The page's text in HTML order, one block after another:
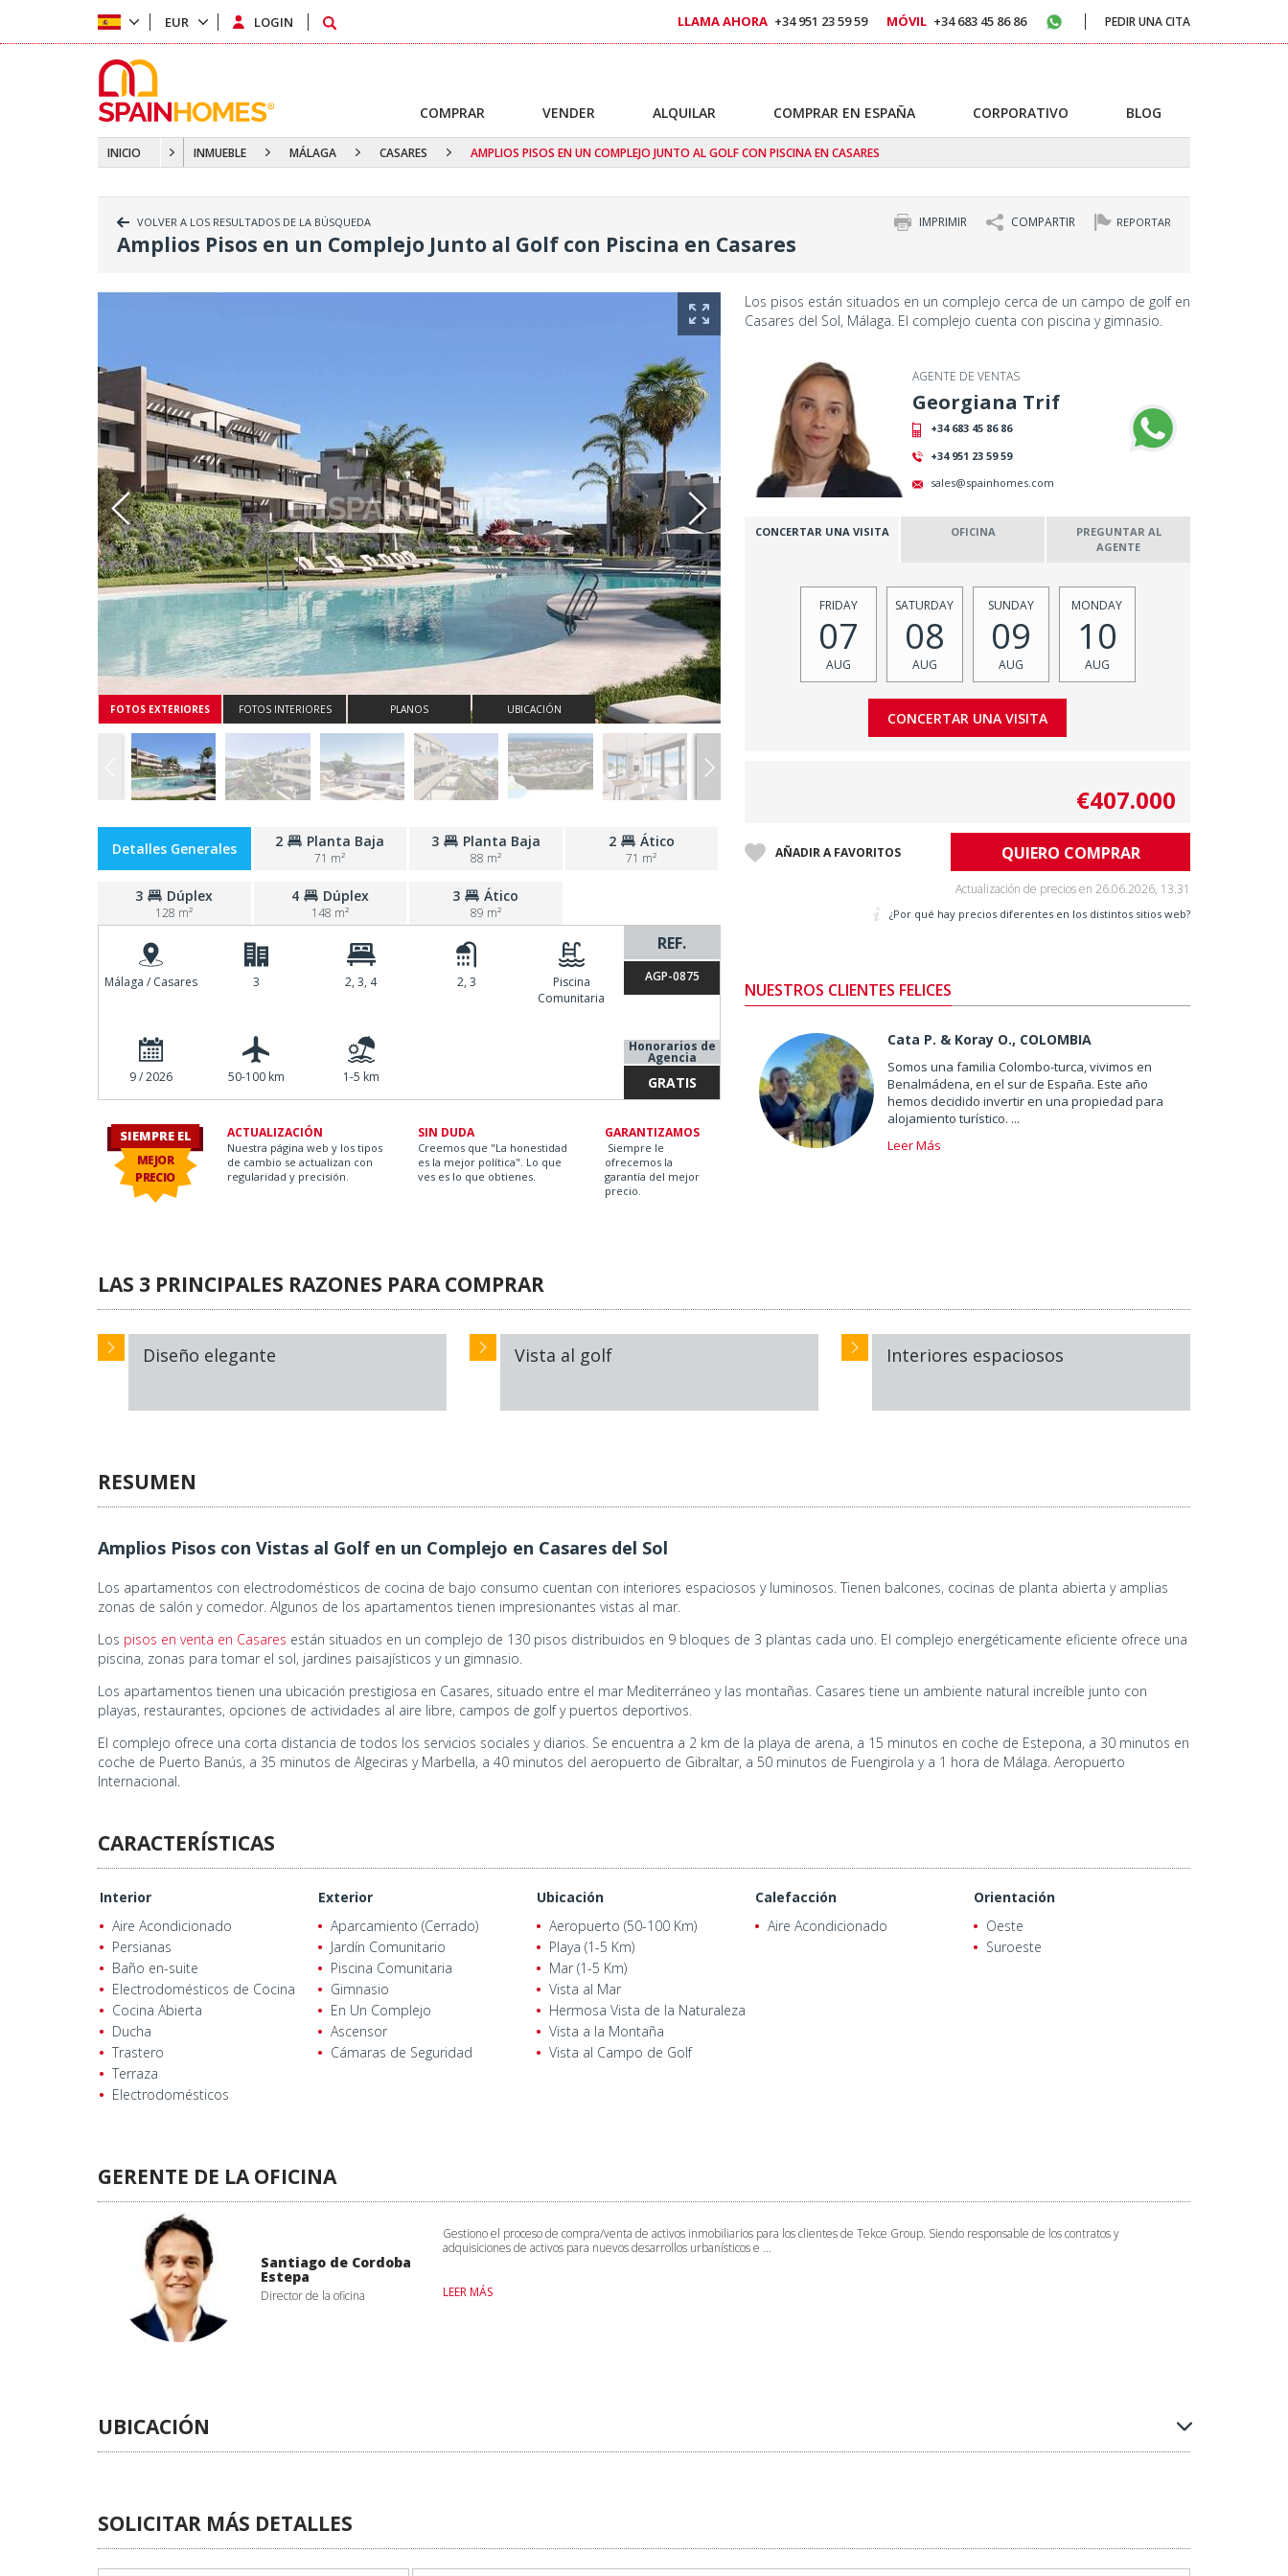
INICIO INMUEBLE MÁLAGA CASARES AMPLIOS PISOS EN UN COMPLEJO JUNTO AL GOLF CON PISCINA EN CASARES
VOLVER A LOS RESULTADOS DE LA BÚSQUEDA REPORTAR
COMPARTIR
IMPRIMIR
Amplios Pisos en un Complejo Junto al Golf con Piscina en Casares
FOTOS EXTERIORES FOTOS INTERIORES PLANOS UBICACIÓN
Detalles Generales 2 Planta Baja
71 m²
3 Planta Baja
88 m²
2 Ático
71 m²
3 Dúplex
128 m²
4 Dúplex
148 m²
3 Ático
89 m²
REF.
AGP-0875
Honorarios de
Agencia
GRATIS
Málaga / Casares 3 2, 3, 4 2, 3
Piscina
Comunitaria
9 / 2026 50-100 km 1-5 km
SIEMPRE EL
MEJOR
PRECIO
ACTUALIZACIÓN
Nuestra página web y los tipos
de cambio se actualizan con
regularidad y precisión.
SIN DUDA
Creemos que "La honestidad
es la mejor política". Lo que
ves es lo que obtienes.
GARANTIZAMOS
Siempre le
ofrecemos la
garantía del mejor
precio.
Los pisos están situados en un complejo cerca de un campo de golf en
Casares del Sol, Málaga. El complejo cuenta con piscina y gimnasio.
AGENTE DE VENTAS
Georgiana Trif
+34 683 45 86 86
+34 951 23 59 59
sales@spainhomes.com
Whatsapp
CONCERTAR UNA VISITA OFICINA
PREGUNTAR AL
AGENTE
FRIDAY
07
AUG
SATURDAY
08
AUG
SUNDAY
09
AUG
MONDAY
10
AUG
€407.000
AÑADIR A FAVORITOS QUIERO COMPRAR
Actualización de precios en 26.06.2026, 13.31
¿Por qué hay precios diferentes en los distintos sitios web?
NUESTROS CLIENTES FELICES
Cata P. & Koray O., COLOMBIA
Somos una familia Colombo-turca, vivimos en
Benalmádena, en el sur de España. Este año
hemos decidido invertir en una propiedad para
alojamiento turístico. ...
Leer Más
LAS 3 PRINCIPALES RAZONES PARA COMPRAR
Diseño elegante Vista al golf Interiores espaciosos
RESUMEN
Amplios Pisos con Vistas al Golf en un Complejo en Casares del Sol
Los apartamentos con electrodomésticos de cocina de bajo consumo cuentan con interiores espaciosos y luminosos. Tienen balcones, cocinas de planta abierta y amplias
zonas de salón y comedor. Algunos de los apartamentos tienen impresionantes vistas al mar.
Los pisos en venta en Casares están situados en un complejo de 130 pisos distribuidos en 9 bloques de 3 plantas cada uno. El complejo energéticamente eficiente ofrece una
piscina, zonas para tomar el sol, jardines paisajísticos y un gimnasio.
Los apartamentos tienen una ubicación prestigiosa en Casares, situado entre el mar Mediterráneo y las montañas. Casares tiene un ambiente natural increíble junto con
playas, restaurantes, opciones de actividades al aire libre, campos de golf y puertos deportivos.
El complejo ofrece una corta distancia de todos los servicios sociales y diarios. Se encuentra a 2 km de la playa de arena, a 15 minutos en coche de Estepona, a 30 minutos en
coche de Puerto Banús, a 35 minutos de Algeciras y Marbella, a 40 minutos del aeropuerto de Gibraltar, a 50 minutos de Fuengirola y a 1 hora de Málaga. Aeropuerto
Internacional.
CARACTERÍSTICAS
Interior
Aire Acondicionado
Persianas
Baño en-suite
Electrodomésticos de Cocina
Cocina Abierta
Ducha
Trastero
Terraza
Electrodomésticos
Exterior
Aparcamiento (Cerrado)
Jardín Comunitario
Piscina Comunitaria
Gimnasio
En Un Complejo
Ascensor
Cámaras de Seguridad
Ubicación
Aeropuerto (50-100 Km)
Playa (1-5 Km)
Mar (1-5 Km)
Vista al Mar
Hermosa Vista de la Naturaleza
Vista a la Montaña
Vista al Campo de Golf
Calefacción
Aire Acondicionado
Orientación
Oeste
Suroeste
GERENTE DE LA OFICINA
Santiago de Cordoba
Estepa
Director de la oficina
Gestiono el proceso de compra/venta de activos inmobiliarios para los clientes de Tekce Group. Siendo responsable de los contratos y
adquisiciones de activos para nuevos desarrollos urbanísticos e ...
LEER MÁS
UBICACIÓN
SOLICITAR MÁS DETALLES
EUR LOGIN LLAMA AHORA +34 951 23 59 59 MÓVIL +34 683 45 86 86 PEDIR UNA CITA
COMPRAR VENDER ALQUILAR COMPRAR EN ESPAÑA CORPORATIVO BLOG